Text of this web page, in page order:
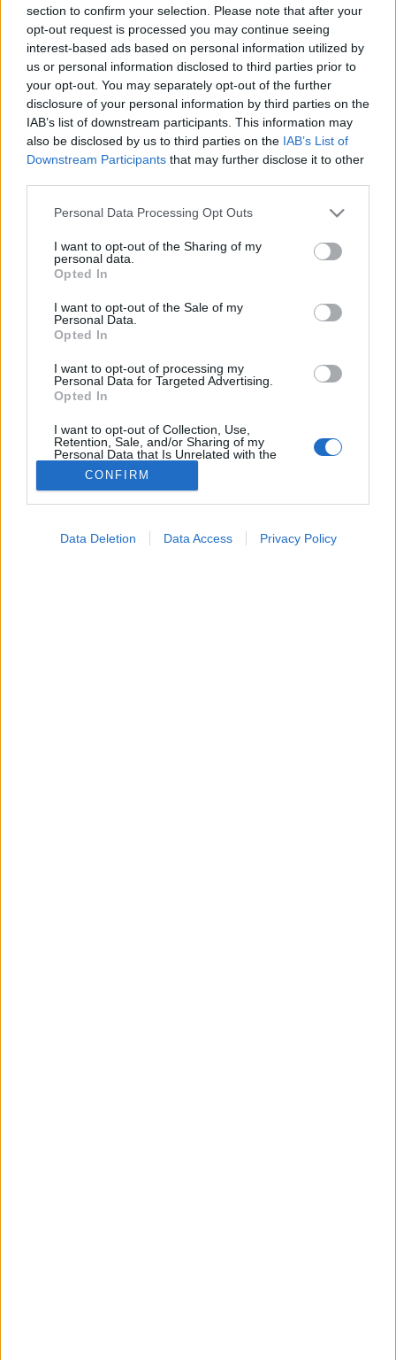
section to confirm your selection. Please note that after your
opt-out request is processed you may continue seeing
interest-based ads based on personal information utilized by
us or personal information disclosed to third parties prior to
your opt-out. You may separately opt-out of the further
disclosure of your personal information by third parties on the
IAB’s list of downstream participants. This information may
also be disclosed by us to third parties on the IAB’s List of
Downstream Participants that may further disclose it to other
Please note that this website/app uses one or more Google
not limited to your visit or usage behaviour. You may click to
grant or deny consent to Google and its third-party tags to
use your data for below specified purposes in below Google
consent section.
Personal Data Processing Opt Outs
I want to opt-out of the Sharing of my
personal data.
Opted In
I want to opt-out of the Sale of my
Personal Data.
Opted In
I want to opt-out of processing my
Personal Data for Targeted Advertising.
Opted In
I want to opt-out of Collection, Use,
Retention, Sale, and/or Sharing of my
Personal Data that Is Unrelated with the
Purposes for which it was collected.
Opted Out
CONFIRM
Data Deletion Data Access Privacy Policy
#allergia #influenza#cukorbetegség
#orvosmeteorológia#vérnyomás #stroke#rákbetegség
#pajzsmirigy#reflux#ekcéma#herpesz
Regisztráció
Nemi betegség
Nemi betegség